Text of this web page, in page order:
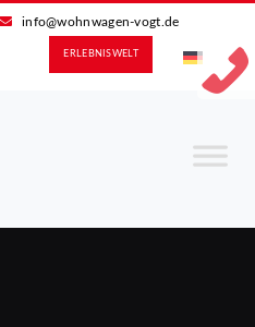
info@wohnwagen-vogt.de
ERLEBNIS­WELT